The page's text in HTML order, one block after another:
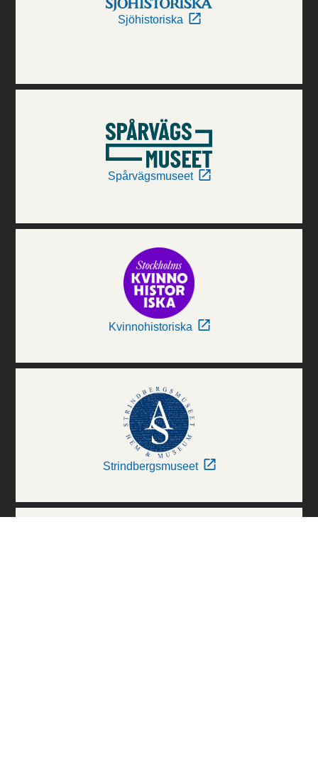
Sjöhistoriska
Spårvägsmuseet
Kvinnohistoriska
Strindbergsmuseet